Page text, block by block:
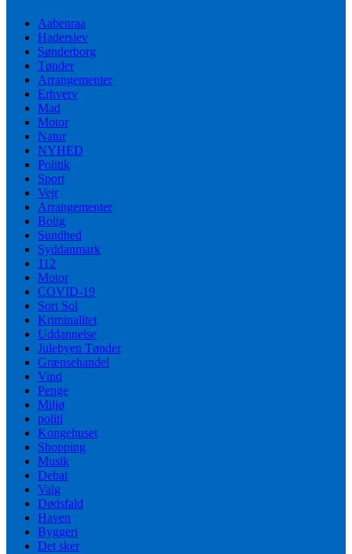
Aabenraa
Haderslev
Sønderborg
Tønder
Arrangementer
Erhverv
Mad
Motor
Natur
NYHED
Politik
Sport
Vejr
Arrangementer
Bolig
Sundhed
Syddanmark
112
Motor
COVID-19
Sort Sol
Kriminalitet
Uddannelse
Julebyen Tønder
Grænsehandel
Vind
Penge
Miljø
politi
Kongehuset
Shopping
Musik
Debat
Valg
Dødsfald
Haven
Byggeri
Det sker